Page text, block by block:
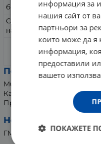
биотин)
Селен (под формата на
натриев селенит)
натриев селенит
Помощни вещества:
Микрокристална
Калциев фосфат.
Продукта съдържа
Не съдържа:
ГМО, глутен.
информация за
нашия сайт от
партньори за
които може да я
информация,
предоставили
вашето
ПОКАЖЕТЕ